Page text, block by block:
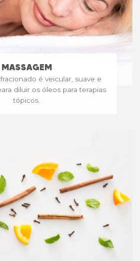
MASSAGEM
é veicular, suave e
diluir os óleos para terapias
tópicos.